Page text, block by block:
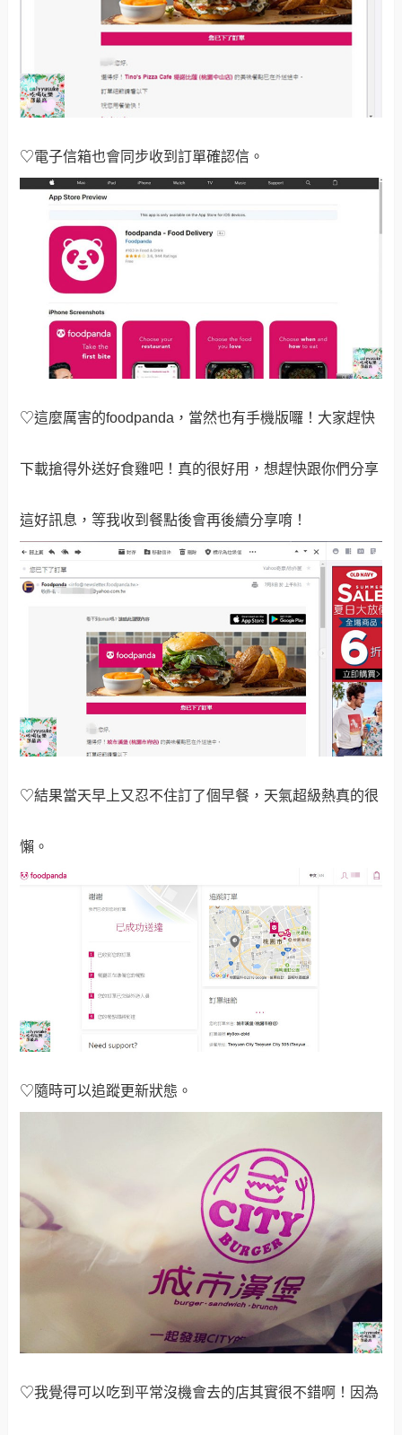
♡電子信箱也會同步收到訂單確認信。
♡這麼厲害的foodpanda，當然也有手機版囉！大家趕快
下載搶得外送好食雞吧！真的很好用，想趕快跟你們分享
這好訊息，等我收到餐點後會再後續分享唷！
♡結果當天早上又忍不住訂了個早餐，天氣超級熱真的很
懶。
♡隨時可以追蹤更新狀態。
♡我覺得可以吃到平常沒機會去的店其實很不錯啊！因為